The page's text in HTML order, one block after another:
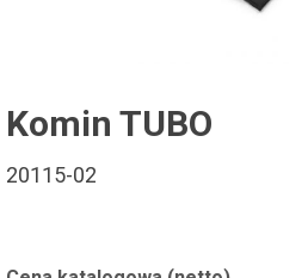
Komin TUBO
20115-02